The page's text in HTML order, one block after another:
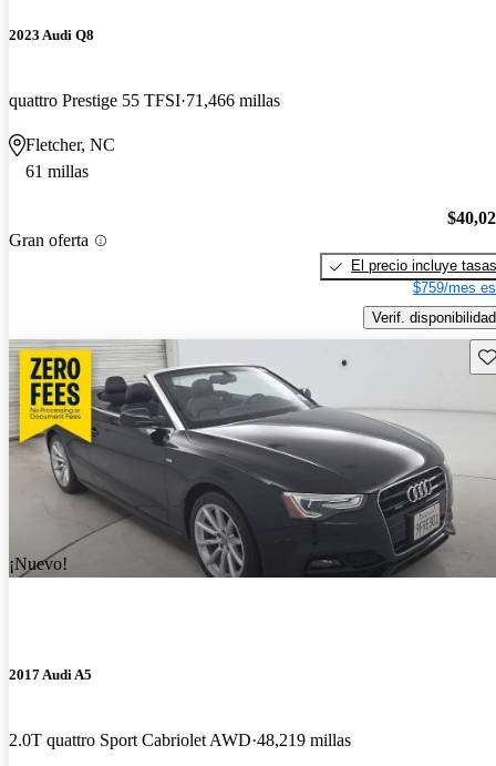
2023 Audi Q8
quattro Prestige 55 TFSI 71,466 millas
Fletcher, NC
61 millas
Gran oferta
El precio incluye tasas
$759/mes
Verif. disponibilidad
¡Nuevo!
2017 Audi A5
2.0T quattro Sport Cabriolet AWD 48,219 millas